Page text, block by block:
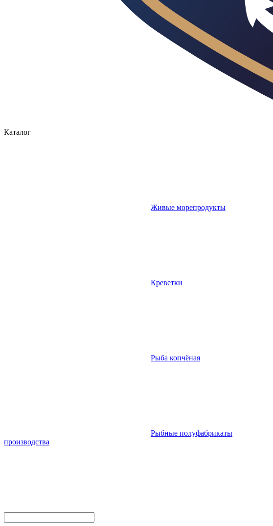
Каталог
Живые морепродукты
Креветки
Рыба копчёная
Рыбные полуфабрикаты
производства